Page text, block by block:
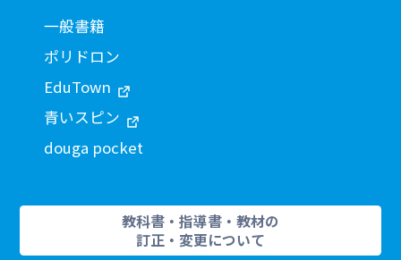
一般書籍
ポリドロン
EduTown
青いスピン
douga pocket
教科書・指導書・教材の
訂正・変更について